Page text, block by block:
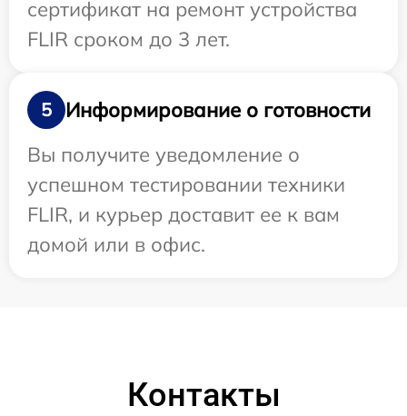
сертификат на ремонт устройства
FLIR сроком до 3 лет.
5
Информирование о готовности
Вы получите уведомление о
успешном тестировании техники
FLIR, и курьер доставит ее к вам
домой или в офис.
Контакты